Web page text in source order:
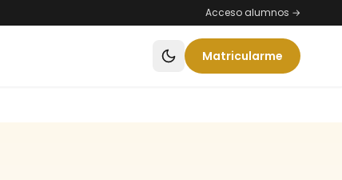
Acceso alumnos →
Matricularme